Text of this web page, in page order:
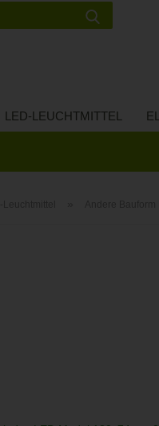
LED-LEUCHTMITTEL